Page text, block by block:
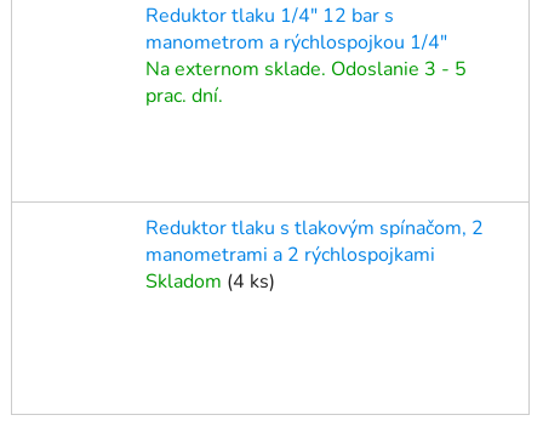
Reduktor tlaku 1/4" 12 bar s
manometrom a rýchlospojkou 1/4"
Na externom sklade. Odoslanie 3 - 5
prac. dní.
Reduktor tlaku s tlakovým spínačom, 2
manometrami a 2 rýchlospojkami
Skladom (4 ks)